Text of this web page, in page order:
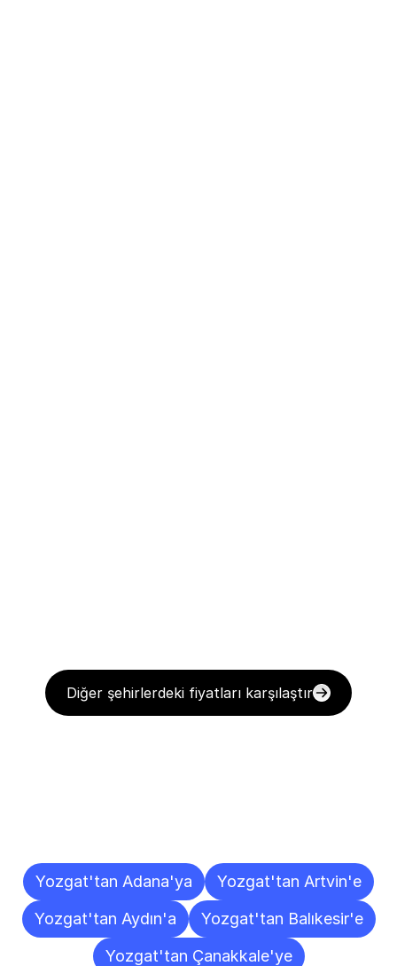
Diğer şehirlerdeki fiyatları karşılaştır
Yozgat'tan Adana'ya
Yozgat'tan Artvin'e
Yozgat'tan Aydın'a
Yozgat'tan Balıkesir'e
Yozgat'tan Çanakkale'ye